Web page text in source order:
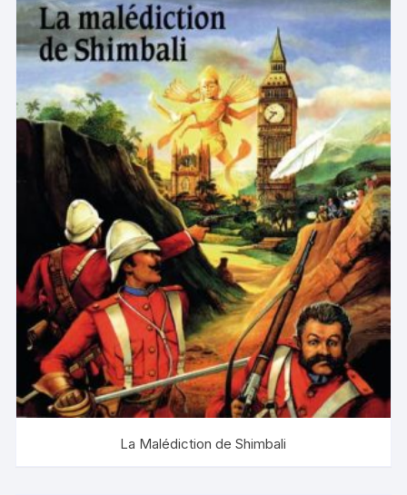
La Malédiction de Shimbali